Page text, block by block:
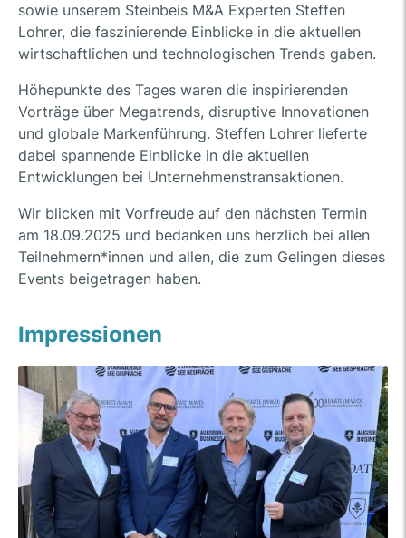
sowie unserem Steinbeis M&A Experten Steffen
Lohrer, die faszinierende Einblicke in die aktuellen
wirtschaftlichen und technologischen Trends gaben.
Höhepunkte des Tages waren die inspirierenden
Vorträge über Megatrends, disruptive Innovationen
und globale Markenführung. Steffen Lohrer lieferte
dabei spannende Einblicke in die aktuellen
Entwicklungen bei Unternehmenstransaktionen.
Wir blicken mit Vorfreude auf den nächsten Termin
am 18.09.2025 und bedanken uns herzlich bei allen
Teilnehmern*innen und allen, die zum Gelingen dieses
Events beigetragen haben.
Impressionen